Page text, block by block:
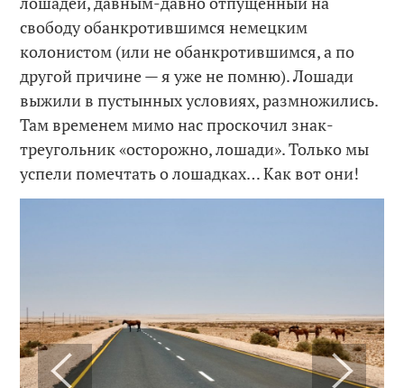
свободу обанкротившимся немецким
колонистом (или не обанкротившимся, а по
другой причине — я уже не помню). Лошади
выжили в пустынных условиях, размножились.
Там временем мимо нас проскочил знак-
треугольник «осторожно, лошади». Только мы
успели помечтать о лошадках… Как вот они!